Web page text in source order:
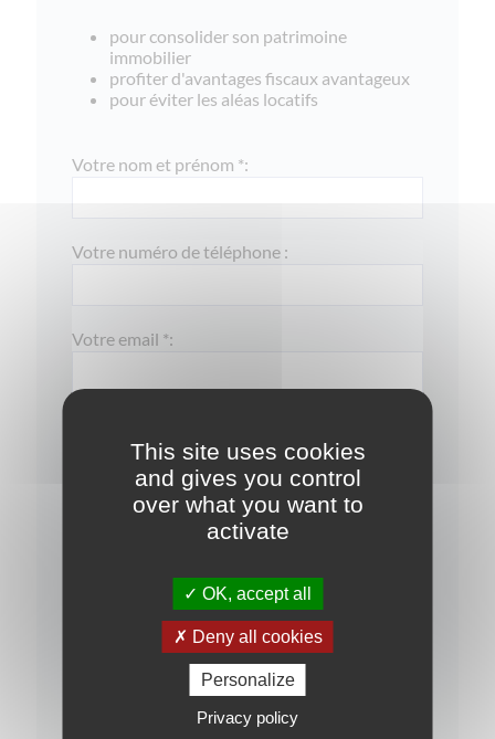
pour consolider son patrimoine
immobilier
profiter d'avantages fiscaux avantageux
pour éviter les aléas locatifs
Votre nom et prénom *:
Votre numéro de téléphone :
Votre email *:
J'ai pris connaissance de la
This site uses cookies
and gives you control
over what you want to
activate
OK, accept all
Deny all cookies
Personalize
Privacy policy